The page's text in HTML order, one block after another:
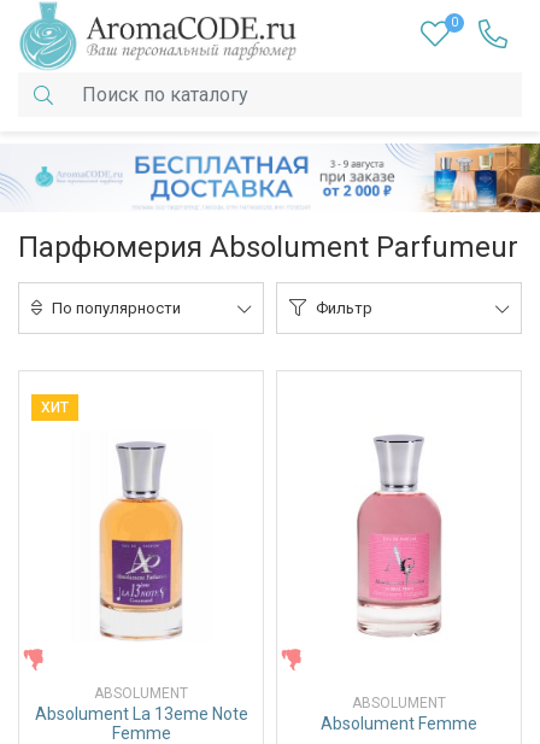
0
Парфюмерия Absolument Parfumeur
По популярности Фильтр
ХИТ
ABSOLUMENT
Absolument La 13eme Note
Femme
ABSOLUMENT
Absolument Femme